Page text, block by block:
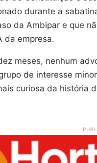
durante a
da Ambipar e que
da empresa.
meses, nenhum
de interesse
curiosa da história